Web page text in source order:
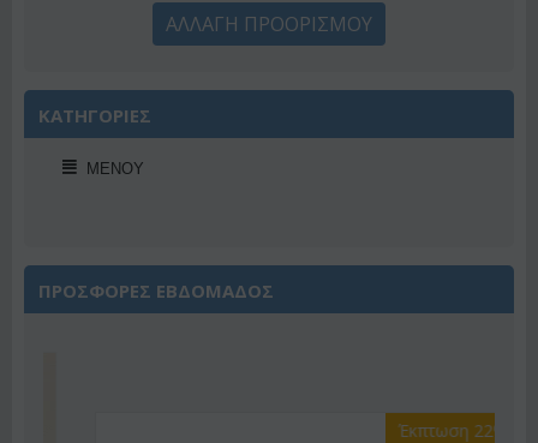
ΑΛΛΑΓΗ ΠΡΟΟΡΙΣΜΟΥ
ΚΑΤΗΓΟΡΙΕΣ
ΜΕΝΟΎ
ΠΡΟΣΦΟΡΕΣ ΕΒΔΟΜΑΔΟΣ
Έκπτωση 22%